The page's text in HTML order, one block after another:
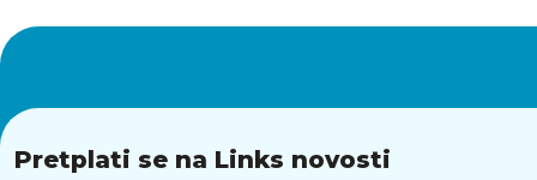
Pretplati se na Links novosti